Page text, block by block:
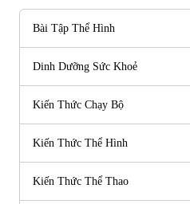
Bài Tập Thể Hình
Dinh Dưỡng Sức Khoẻ
Kiến Thức Chạy Bộ
Kiến Thức Thể Hình
Kiến Thức Thể Thao